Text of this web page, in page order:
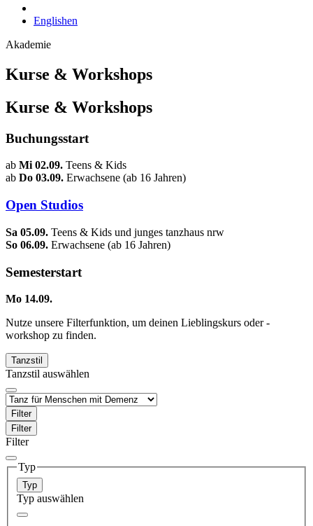
Englishen
Akademie
Kurse & Workshops
Kurse & Workshops
Buchungsstart
ab Mi 02.09. Teens & Kids
ab Do 03.09. Erwachsene (ab 16 Jahren)
Open Studios
Sa 05.09. Teens & Kids und junges tanzhaus nrw
So 06.09. Erwachsene (ab 16 Jahren)
Semesterstart
Mo 14.09.
Nutze unsere Filterfunktion, um deinen Lieblingskurs oder -
workshop zu finden.
Tanzstil
Tanzstil auswählen
Filter
Filter
Filter
Typ
Typ
Typ auswählen